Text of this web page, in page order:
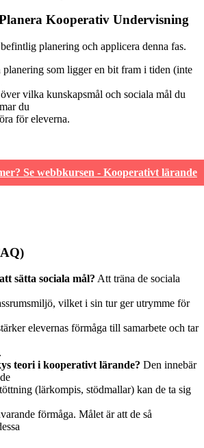
Kooperativ Undervisning
planering och applicera denna fas.
som ligger en bit fram i tiden (inte
vilka kunskapsmål och sociala mål du
du
för eleverna.
Se webbkursen - Kooperativt lärande
sätta sociala mål? Att träna de sociala
vilket i sin tur ger utrymme för
elevernas förmåga till samarbete och tar
teori i kooperativt lärande? Den innebär
(lärkompis, stödmallar) kan de ta sig
förmåga. Målet är att de så